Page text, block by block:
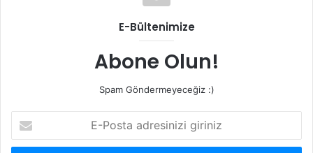
E-Bültenimize
Abone Olun!
Spam Göndermeyeceğiz :)
Posta
adresinizi